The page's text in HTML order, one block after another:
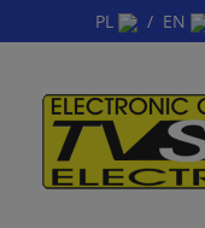
PL / EN